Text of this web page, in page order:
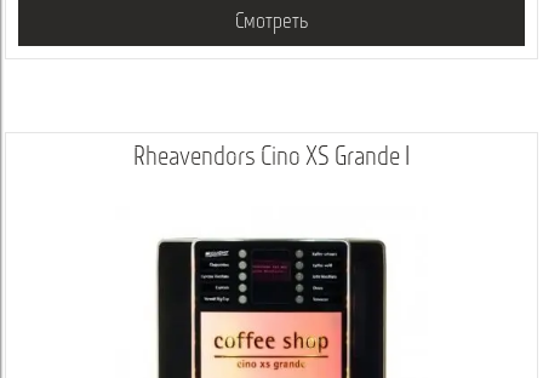
Смотреть
Rheavendors Cino XS Grande I